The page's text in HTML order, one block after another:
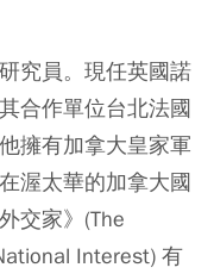
究員。現任英國諾
合作單位台北法國
擁有加拿大皇家軍
渥太華的加拿⼤國
交家》(The
Interest) 有